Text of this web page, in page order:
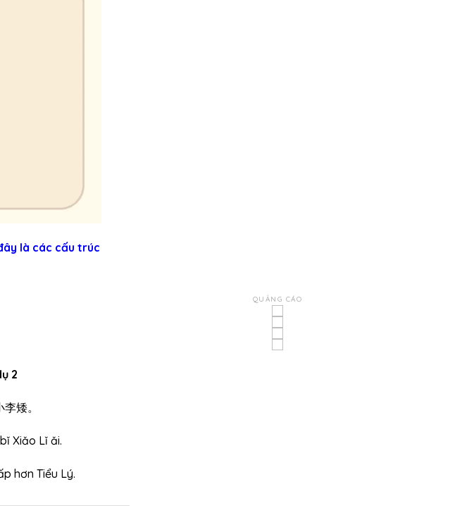
là các cấu trúc
2
矮。
Xiǎo Lǐ ǎi.
hơn Tiểu Lý.
QUẢNG CÁO